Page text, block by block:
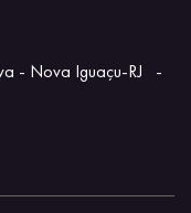
- Nova Iguaçu-RJ
-